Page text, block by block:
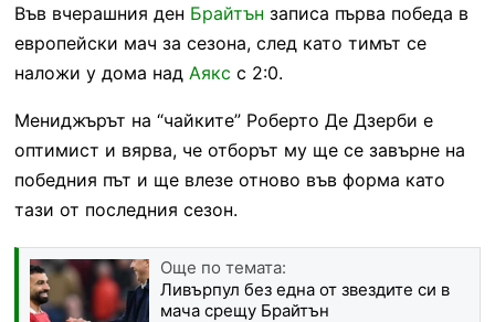
Във вчерашния ден Брайтън записа първа победа в
европейски мач за сезона, след като тимът се
наложи у дома над Аякс с 2:0.
Мениджърът на “чайките” Роберто Де Дзерби е
оптимист и вярва, че отборът му ще се завърне на
победния път и ще влезе отново във форма като
тази от последния сезон.
Още по темата:
Ливърпул без една от звездите си в
мача срещу Брайтън